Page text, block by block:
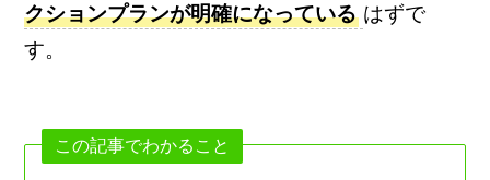
クションプランが明確になっている はずで
す。
この記事でわかること